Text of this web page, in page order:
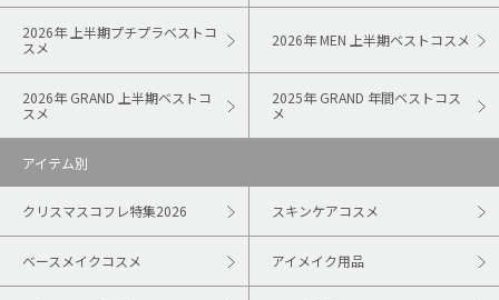
2026年 上半期プチプラベストコ
スメ
2026年 MEN 上半期ベストコスメ
2026年 GRAND 上半期ベストコ
スメ
2025年 GRAND 年間ベストコス
メ
アイテム別
クリスマスコフレ特集2026 スキンケアコスメ
ベースメイクコスメ アイメイク用品